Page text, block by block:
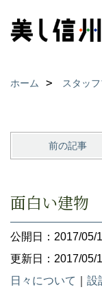
ホーム スタッ
前の記事
面白い建物
公開日：2017/05/
更新日：2017/05/
日々について
設